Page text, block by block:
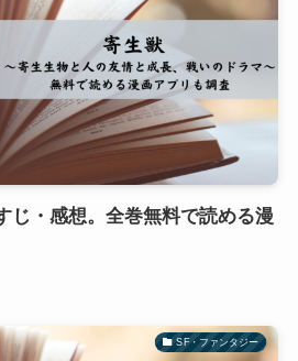
じ・感想。全巻無料で読める漫
SF・ファンタジー